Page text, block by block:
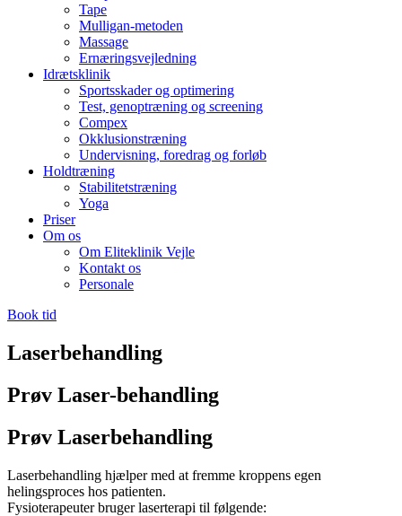
Tape
Mulligan-metoden
Massage
Ernæringsvejledning
Idrætsklinik
Sportsskader og optimering
Test, genoptræning og screening
Compex
Okklusionstræning
Undervisning, foredrag og forløb
Holdtræning
Stabilitetstræning
Yoga
Priser
Om os
Om Eliteklinik Vejle
Kontakt os
Personale
Book tid
Laserbehandling
Prøv Laser-behandling
Prøv Laserbehandling
Laserbehandling hjælper med at fremme kroppens egen
helingsproces hos patienten.
Fysioterapeuter bruger laserterapi til følgende: